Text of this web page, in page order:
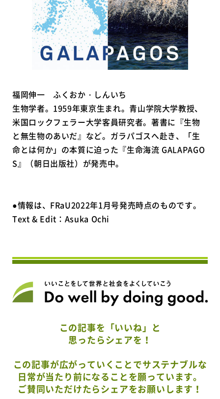
福岡伸一 ふくおか・しんいち
生物学者。1959年東京生まれ。青山学院大学教授、
米国ロックフェラー大学客員研究者。著書に『生物
と無生物のあいだ』など。ガラパゴスへ赴き、「生
命とは何か」の本質に迫った『生命海流 GALAPAGO
S』（朝日出版社）が発売中。
●情報は、FRaU2022年1月号発売時点のものです。
Text & Edit：Asuka Ochi
この記事を「いいね」と
思ったらシェアを！
この記事が広がっていくことでサステナブルな
日常が当たり前になることを願っています。
ご賛同いただけたらシェアをお願いします！